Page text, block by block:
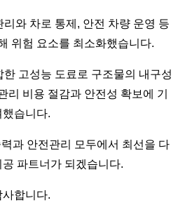
와 차로 통제, 안전 차량 운영 등
위험 요소를 최소화했습니다.
고성능 도료로 구조물의 내구성
리 비용 절감과 안전성 확보에 기
했습니다.
과 안전관리 모두에서 최선을 다
파트너가 되겠습니다.
사합니다.